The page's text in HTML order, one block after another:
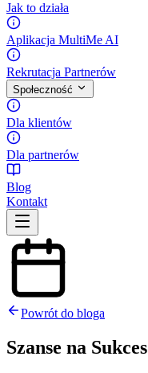
Jak to działa
Aplikacja MultiMe AI
Rekrutacja Partnerów
Społeczność
Dla klientów
Dla partnerów
Blog
Kontakt
Powrót do bloga
Szanse na